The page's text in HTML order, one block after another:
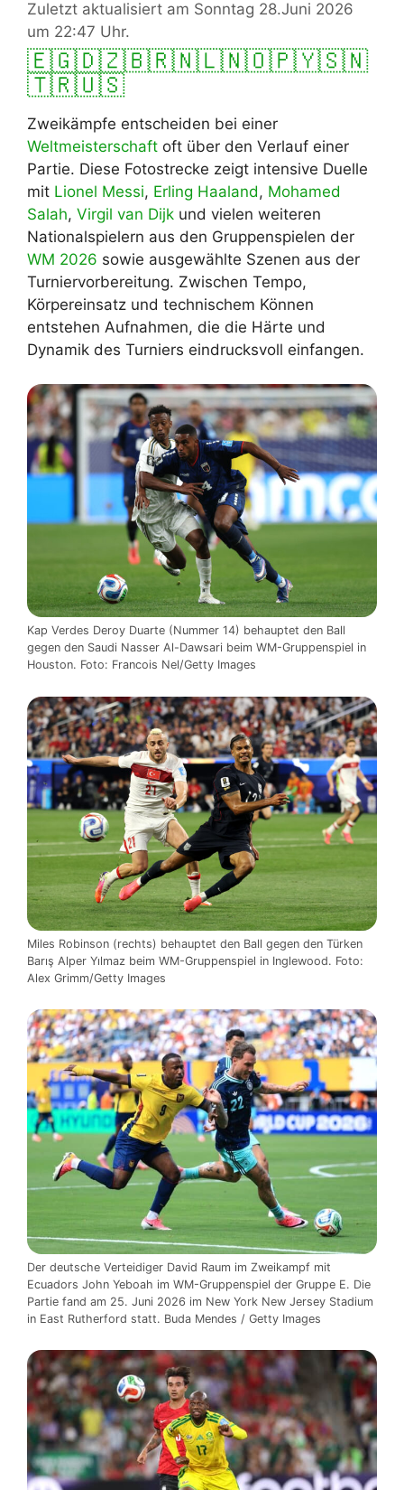
Zuletzt aktualisiert am Sonntag 28.Juni 2026
um 22:47 Uhr.
🇪🇬🇩🇿🇧🇷🇳🇱🇳🇴🇵🇾🇸🇳
🇹🇷🇺🇸
Zweikämpfe entscheiden bei einer
Weltmeisterschaft oft über den Verlauf einer
Partie. Diese Fotostrecke zeigt intensive Duelle
mit Lionel Messi, Erling Haaland, Mohamed
Salah, Virgil van Dijk und vielen weiteren
Nationalspielern aus den Gruppenspielen der
WM 2026 sowie ausgewählte Szenen aus der
Turniervorbereitung. Zwischen Tempo,
Körpereinsatz und technischem Können
entstehen Aufnahmen, die die Härte und
Dynamik des Turniers eindrucksvoll einfangen.
Kap Verdes Deroy Duarte (Nummer 14) behauptet den Ball
gegen den Saudi Nasser Al-Dawsari beim WM-Gruppenspiel in
Houston. Foto: Francois Nel/Getty Images
Miles Robinson (rechts) behauptet den Ball gegen den Türken
Barış Alper Yılmaz beim WM-Gruppenspiel in Inglewood. Foto:
Alex Grimm/Getty Images
Der deutsche Verteidiger David Raum im Zweikampf mit
Ecuadors John Yeboah im WM-Gruppenspiel der Gruppe E. Die
Partie fand am 25. Juni 2026 im New York New Jersey Stadium
in East Rutherford statt. Buda Mendes / Getty Images